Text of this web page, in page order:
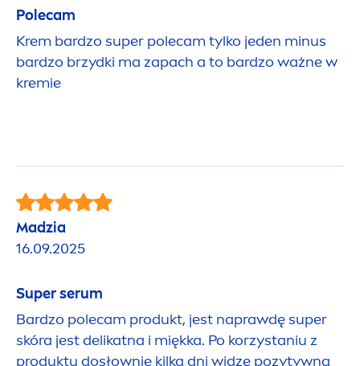
Polecam
Krem bardzo super polecam tylko jeden minus
bardzo brzydki ma zapach a to bardzo ważne w
kremie
Madzia
16.09.2025
Super serum
Bardzo polecam produkt, jest naprawdę super
skóra jest delikatna i miękka. Po korzystaniu z
produktu dosłownie kilka dni widzę pozytywną